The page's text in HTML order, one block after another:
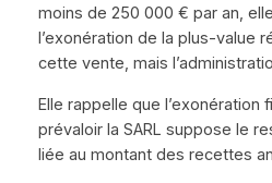
moins de 250 000 € par an,
l’exonération de la plus-value
cette vente, mais
Elle rappelle que l’exonération
prévaloir la SARL suppose le
liée au montant des recettes